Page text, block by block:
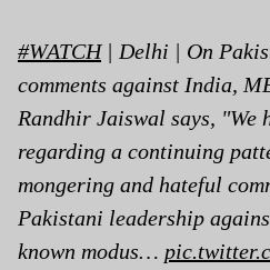
#WATCH| Delhi | On
comments against India,
Randhir Jaiswal says, "We
regarding a continuing
mongering and hateful
Pakistani leadership
known modus…